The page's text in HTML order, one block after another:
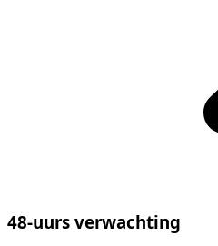
48-uurs verwachting